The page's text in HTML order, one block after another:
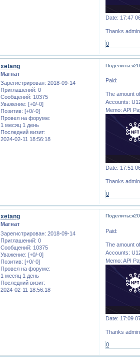
Date: 17:47
Thanks admin
0
Поделиться
xetang
Магнат
Зарегистрирован: 2018-09-14
Приглашений: 0
Сообщений: 10375
Уважение: [+0/-0]
Позитив: [+0/-0]
Провел на форуме:
1 месяц 1 день
Последний визит:
2024-02-11 18:56:18
Paid:
The amount
Accounts:
Memo: API
Date: 17:51
Thanks admin
0
Поделиться
xetang
Магнат
Зарегистрирован: 2018-09-14
Приглашений: 0
Сообщений: 10375
Уважение: [+0/-0]
Позитив: [+0/-0]
Провел на форуме:
1 месяц 1 день
Последний визит:
2024-02-11 18:56:18
Paid:
The amount
Accounts:
Memo: API
Date: 17:09
Thanks admin
0